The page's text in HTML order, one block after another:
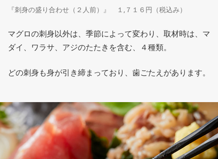
『刺身の盛り合わせ（２人前）』 １,７１６円（税込み）
マグロの刺身以外は、季節によって変わり、取材時は、マ
ダイ、ワラサ、アジのたたきを含む、４種類。
どの刺身も身が引き締まっており、歯ごたえがあります。